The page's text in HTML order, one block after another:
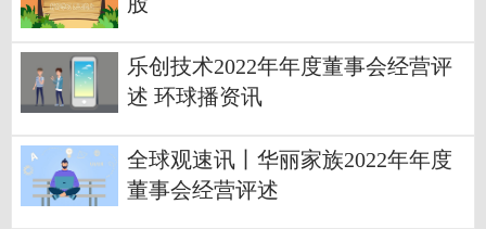
乐创技术2022年年度董事会经营评
述 环球播资讯
全球观速讯丨华丽家族2022年年度
董事会经营评述